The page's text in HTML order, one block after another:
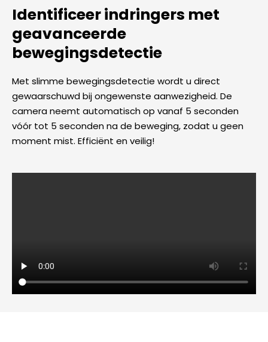
Identificeer indringers met
geavanceerde
bewegingsdetectie
Met slimme bewegingsdetectie wordt u direct
gewaarschuwd bij ongewenste aanwezigheid. De
camera neemt automatisch op vanaf 5 seconden
vóór tot 5 seconden na de beweging, zodat u geen
moment mist. Efficiënt en veilig!